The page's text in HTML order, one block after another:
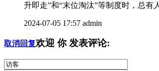
升即走”和“末位淘汰”等制度时，总
2024-07-05 17:57 admin
取消回复欢迎 你发表评论: